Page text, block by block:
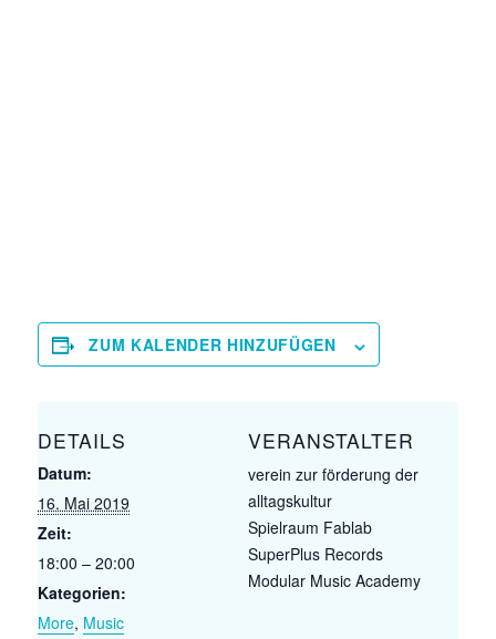
ZUM KALENDER HINZUFÜGEN
DETAILS
Datum:
16. Mai 2019
Zeit:
18:00 – 20:00
Kategorien:
More, Music
VERANSTALTER
verein zur förderung der
alltagskultur
Spielraum Fablab
SuperPlus Records
Modular Music Academy